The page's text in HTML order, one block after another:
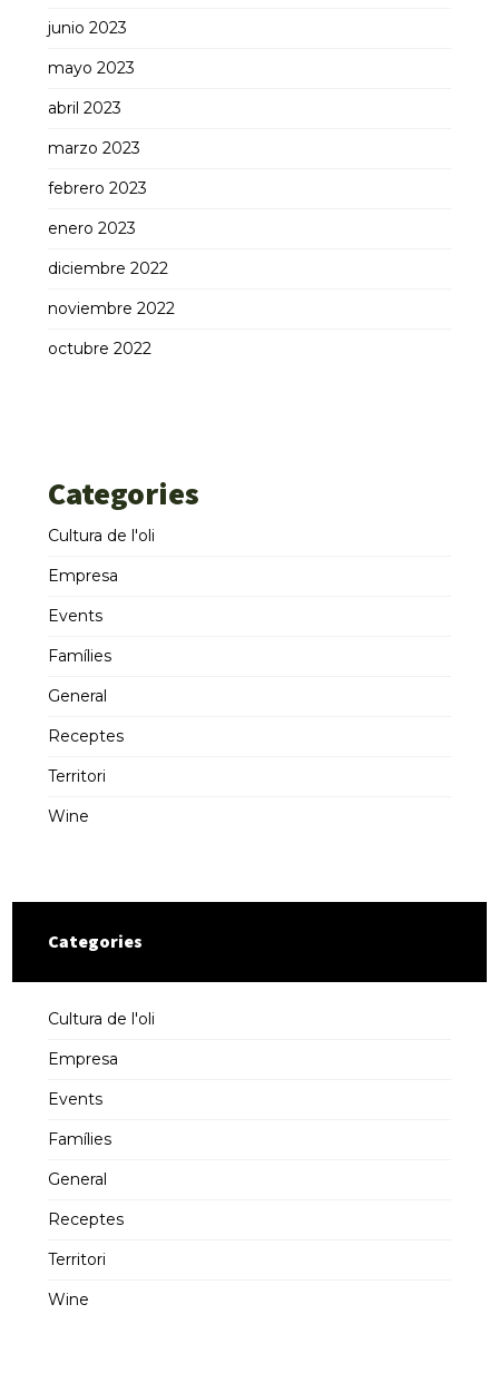
junio 2023
mayo 2023
abril 2023
marzo 2023
febrero 2023
enero 2023
diciembre 2022
noviembre 2022
octubre 2022
Categories
Cultura de l'oli
Empresa
Events
Famílies
General
Receptes
Territori
Wine
Categories
Cultura de l'oli
Empresa
Events
Famílies
General
Receptes
Territori
Wine